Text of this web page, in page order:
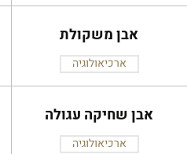
אבן משקולת
ארכיאולוגיה
אבן שחיקה עגולה
ארכיאולוגיה